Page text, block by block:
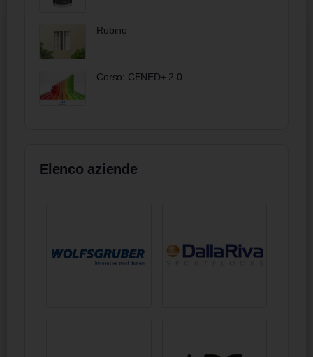
Rubino
Corso: CENED+ 2.0
Elenco aziende